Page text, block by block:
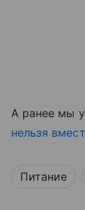
А ранее мы
нельзя
Питание